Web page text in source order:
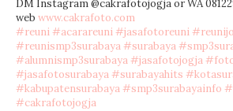
DM Instagram @cakrafotojogja or WA
web www.cakrafoto.com
#reuni#acarareuni#jasafotoreuni#
#reunismp3surabaya#surabaya#
#alumnismp3surabaya#jasafotojogja#
#jasafotosurabaya#surabayahits #
#kabupatensurabaya#smp3surabayainfo #
#cakrafotojogja